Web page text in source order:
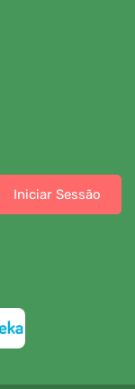
Iniciar Sessão